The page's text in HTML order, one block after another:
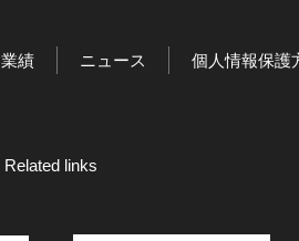
業績 ニュース 個人情報保護
Related links